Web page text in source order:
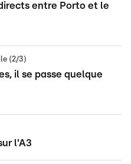
entre Porto et le
(2/3)
il se passe quelque
l'A3